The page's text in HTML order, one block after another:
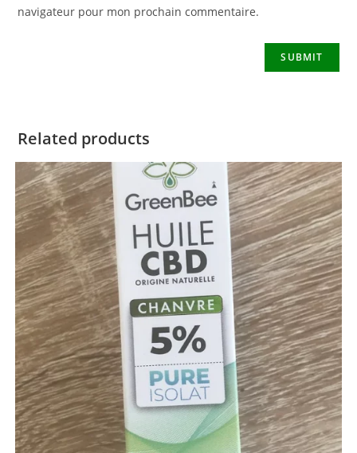
navigateur pour mon prochain commentaire.
Related products